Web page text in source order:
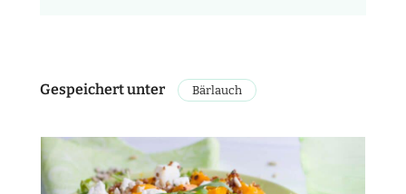
Gespeichert unter Bärlauch